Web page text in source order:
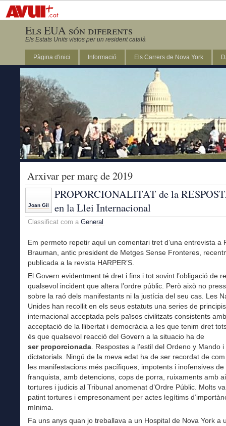
Els EUA són diferents
Els Estats Units vistos per un resident català
Pàgina d'inici Informació Els Carrers de Nova York
Arxivar per març de 2019
Joan Gil
PROPORCIONALITAT de la
en la Llei Internacional
Classificat com a General
Em permeto repetir aquí un comentari tret d’una entrevista a
Brauman, antic president de Metges Sense Fronteres,
publicada a la revista HARPER’S.
El Govern evidentment té dret i fins i tot sovint l’obligació de
qualsevol incident que altera l’ordre públic. Però això no
sobre la raó dels manifestants ni la justícia del seu cas. Les
Unides han recollit en els seus estatuts una series de
internacional acceptada pels països civilitzats consistents amb
acceptació de la llibertat i democràcia a les que tenim dret
és que qualsevol reacció del Govern a la situacio ha de
ser proporcionada . Respostes a l’estil del Ordeno y Mando
dictatorials. Ningú de la meva edat ha de ser recordat de
les manifestacions més pacífiques, impotents i inofensives de
franquista, amb detencions, cops de porra, ruixaments amb
tortures i judicis al Tribunal anomenat d’Ordre Públic. Molts
patint tortures i empresonament per actes legítims
mínima.
Fa uns anys quan jo treballava a un Hospital de Nova York a